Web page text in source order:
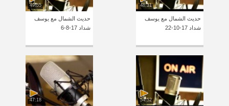
48:31
حديث الشمال مع يوسف
شداد 17-10-22
49:55
حديث الشمال مع يوسف
شداد 17-8-6
54:52
47:18